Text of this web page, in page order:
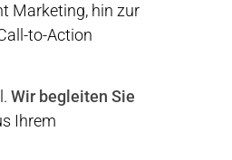
Marketing, hin zur
to-Action
Wir begleiten Sie
Ihrem